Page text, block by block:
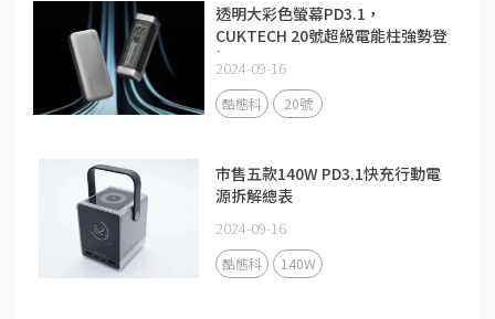
透明大彩色螢幕PD3.1，
CUKTECH 20號超級電能柱強勢登
場
2024-09-16
酷態科 20號
市售五款140W PD3.1快充行動電
源拆解總表
2024-09-16
酷態科 140W